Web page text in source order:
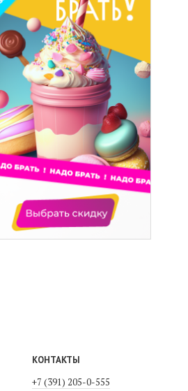
КОНТАКТЫ
+7 (391) 205-0-555